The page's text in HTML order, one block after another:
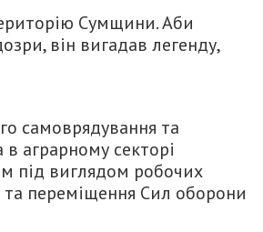
Сумщини. Аби
він вигадав легенду,
самоврядування та
аграрному секторі
під виглядом робочих
та переміщення Сил оборони